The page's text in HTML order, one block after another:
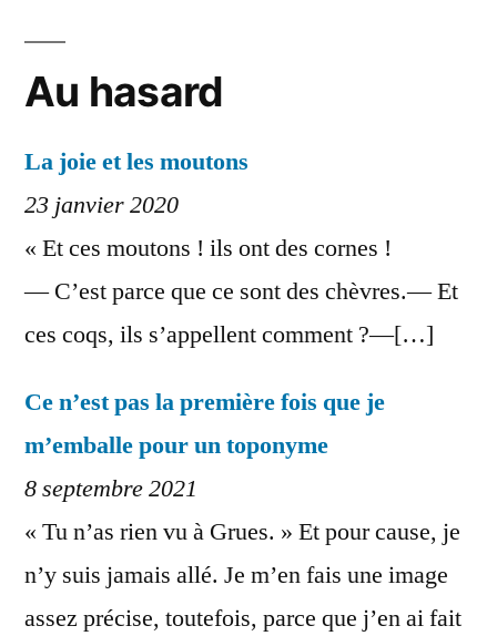
Au hasard
La joie et les moutons
23 janvier 2020
« Et ces moutons ! ils ont des cornes !
— C’est parce que ce sont des chèvres.— Et
ces coqs, ils s’appellent comment ?—[…]
Ce n’est pas la première fois que je
m’emballe pour un toponyme
8 septembre 2021
« Tu n’as rien vu à Grues. » Et pour cause, je
n’y suis jamais allé. Je m’en fais une image
assez précise, toutefois, parce que j’en ai fait